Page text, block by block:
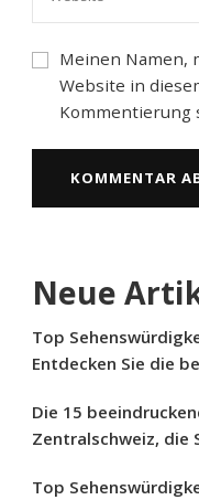
Meinen Namen,
Website in
Kommentierung
Neue
Top
Entdecken Sie die
Die 15
Zentralschweiz, die
Top